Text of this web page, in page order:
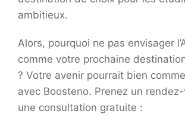
ambitieux.
Alors, pourquoi ne pas envisager
comme votre prochaine
? Votre avenir pourrait bien
avec Boosteno. Prenez un
une consultation gratuite :